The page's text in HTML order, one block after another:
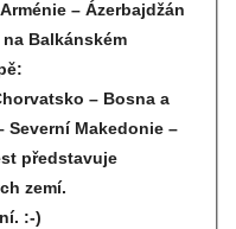
: Gruzie – Arménie – Ázerbajdžán
na Balkánském
– Bosna a
Severní Makedonie –
představuje
zemí.
Přeji hodně úspěchů při poznávání. :-)